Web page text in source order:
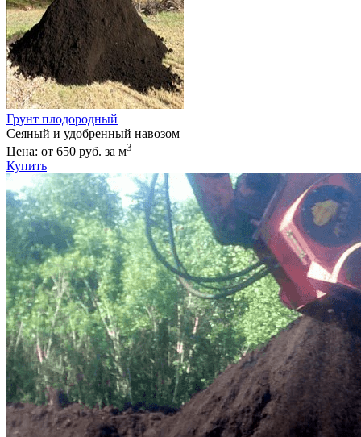
Грунт плодородный
Сеяный и удобренный навозом
Цена: от 650 руб. за м3
Купить